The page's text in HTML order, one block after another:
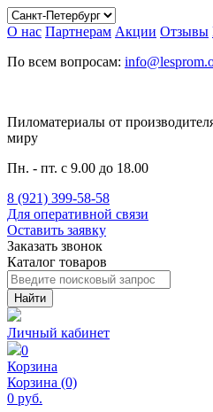
О нас Партнерам Акции Отзывы
По всем вопросам:
Пиломатериалы от
миру
Пн. - пт. с 9.00 до 18.00
8 (921) 399-58-58
Для оперативной связи
Оставить заявку
Заказать звонок
Каталог товаров
Найти
Личный кабинет
0
Корзина
Корзина (0)
0 руб.